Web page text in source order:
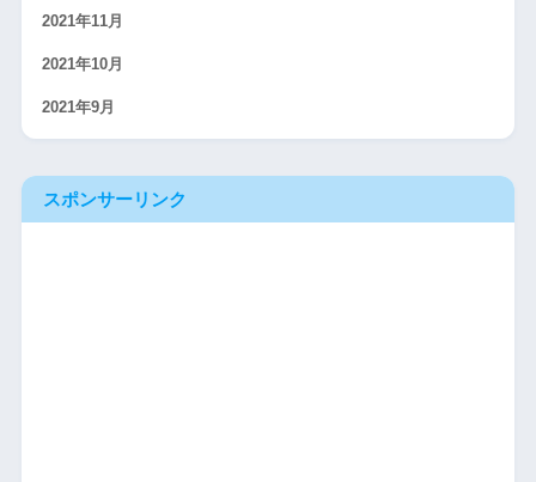
2021年11月
2021年10月
2021年9月
スポンサーリンク